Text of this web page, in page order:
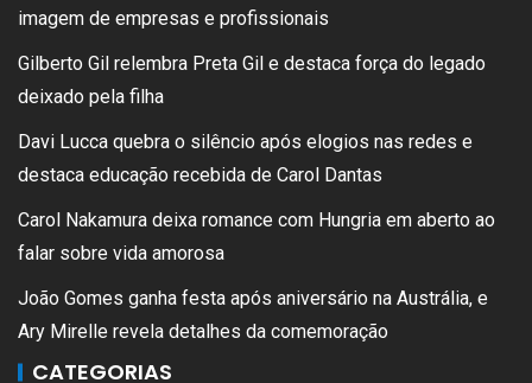
imagem de empresas e profissionais
Gilberto Gil relembra Preta Gil e destaca força do legado
deixado pela filha
Davi Lucca quebra o silêncio após elogios nas redes e
destaca educação recebida de Carol Dantas
Carol Nakamura deixa romance com Hungria em aberto ao
falar sobre vida amorosa
João Gomes ganha festa após aniversário na Austrália, e
Ary Mirelle revela detalhes da comemoração
CATEGORIAS